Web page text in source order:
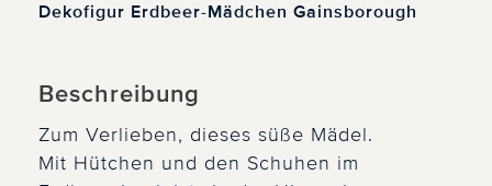
Dekofigur Erdbeer-Mädchen Gainsborough
Beschreibung
Zum Verlieben, dieses süße Mädel.
Mit Hütchen und den Schuhen im